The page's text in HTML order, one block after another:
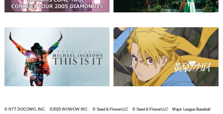
© NTT DOCOMO, INC. ©2025 WOWOW INC. © Seed & FlowerLLC © Seed & FlowerLLC Major League Baseball